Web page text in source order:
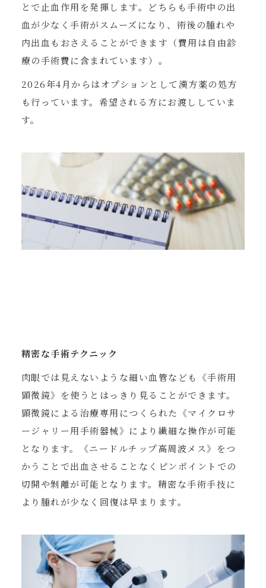
とで止血作用を発揮します。どちらも手術中の出
血が少なく手術がスムーズになり、術後の腫れや
内出血もおさえることができます（費用は自由診
療の手術費に含まれています）。
2026年4月からはオプションとして漢方薬の処方
も行っています。希望される方にお渡ししていま
す。
精密な手術テクニック
肉眼では見えないような細い血管なども《手術用
顕微鏡》を使うとはっきり見ることができます。
顕微鏡による治療専用につくられた《マイクロサ
ージャリー用手術器械》により繊細な操作が可能
となります。《ニードルチップ高周波メス》をつ
かうことで出血させることなくピンポイントでの
切開や剝離が可能となります。精密な手術手技に
より腫れが少なく回復は早まります。